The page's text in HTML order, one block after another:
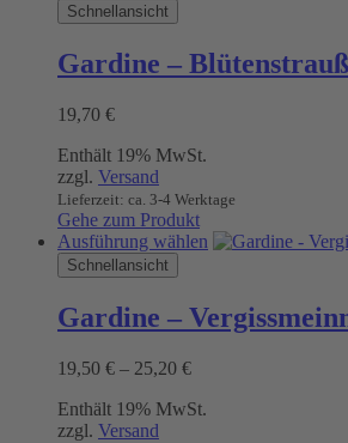
Schnellansicht
Gardine – Blütenstrauß
19,70 €
Enthält 19% MwSt.
zzgl. Versand
Lieferzeit: ca. 3-4 Werktage
Gehe zum Produkt
Ausführung wählen Dieses
mehrere
Varianten
Schnellansicht
Gardine –
19,50 € – 25,20 €Preisspanne:
bis
Enthält 19% MwSt.
zzgl. Versand